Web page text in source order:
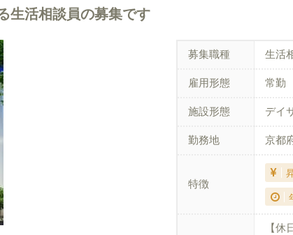
生活相談員の募集です
募集職種 生活
雇用形態 常勤
施設形態 デイ
勤務地 京都
特徴
【